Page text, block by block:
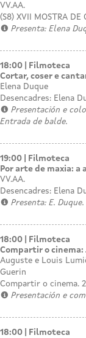
VV.AA.
(S8) XVII MOSTRA DE
Presenta: Elena
18:00
Filmoteca
Cortar, coser e
Elena Duque
Desencadres: Elena
Presentación e
Entrada de balde.
19:00
Filmoteca
Por arte de maxia:
VV.AA.
Desencadres: Elena
Presenta: E.
18:00
Filmoteca
Compartir o cinema:
Auguste e Louis
Guerin
Compartir o cinema.
Presentación e
18:00
Filmoteca